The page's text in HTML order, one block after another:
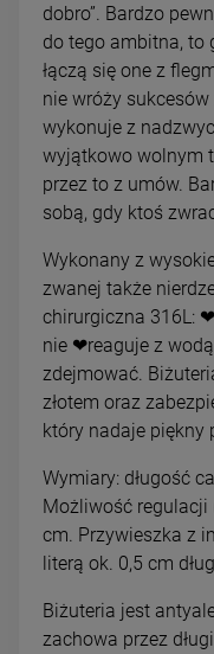
dobro”. Bardzo
do tego ambitna, to
łączą się one z
nie wróży
wykonuje z
wyjątkowo wolnym
przez to z umów.
sobą, gdy ktoś
Wykonany z
zwanej także
chirurgiczna 316L:
nie ❤reaguje z
zdejmować.
złotem oraz
który nadaje piękny
Wymiary: długość
Możliwość regulacji
cm. Przywieszka z
literą ok. 0,5 cm
Biżuteria jest
zachowa przez